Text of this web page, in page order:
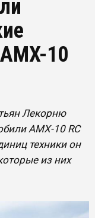
10
Лекорню
AMX-10 RC
техники он
из них